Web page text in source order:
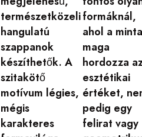
természetközeli
hangulatú
szappanok
készíthetők. A
szitakötő
motívum légies,
mégis
karakteres
formáknál,
ahol a minta
maga
hordozza
esztétikai
értéket,
pedig egy
felirat vagy